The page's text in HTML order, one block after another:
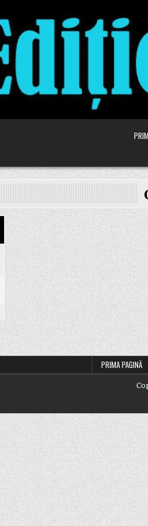
ON VIDEO: 9 ÎNTREBĂRI CU CRISTI IRIMIA. INVITAT:
PRIMA PAGINĂ